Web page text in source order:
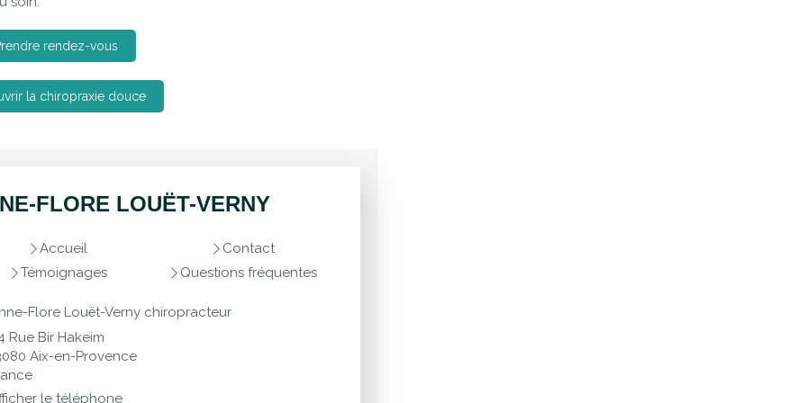
rendez-vous
la chiropraxie douce
FLORE LOUËT-VERNY
Accueil
Témoignages
Contact
Questions fréquentes
Flore Louët-Verny chiropracteur
Rue Bir Hakeim
Aix-en-Provence
le téléphone